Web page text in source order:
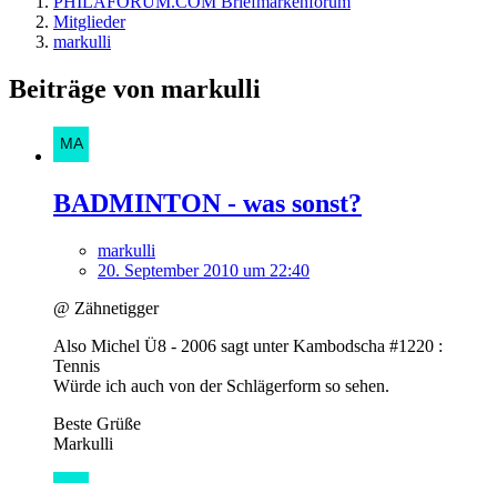
Mitglieder
markulli
Beiträge von markulli
BADMINTON - was sonst?
markulli
20. September 2010 um 22:40
@ Zähnetigger
Also Michel Ü8 - 2006 sagt unter Kambodscha #1220 :
Tennis
Würde ich auch von der Schlägerform so sehen.
Beste Grüße
Markulli